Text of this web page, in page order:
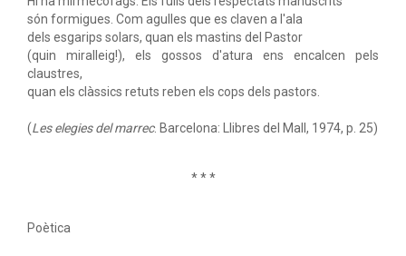
són formigues. Com agulles que es claven a l'ala
dels esgarips solars, quan els mastins del Pastor
(quin miralleig!), els gossos d'atura ens encalcen pels
claustres,
quan els clàssics retuts reben els cops dels pastors.
(Les elegies del marrec. Barcelona: Llibres del Mall, 1974, p. 25)
* * *
Poètica